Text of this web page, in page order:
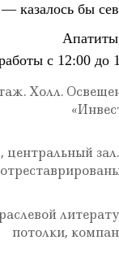
казалось бы
с 12:00 до
Холл.
центральный
потолки,